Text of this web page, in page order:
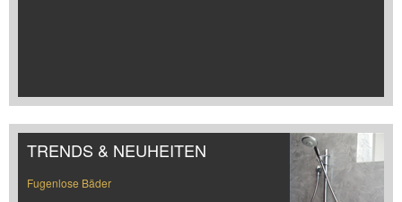
TRENDS & NEUHEITEN
Fugenlose Bäder